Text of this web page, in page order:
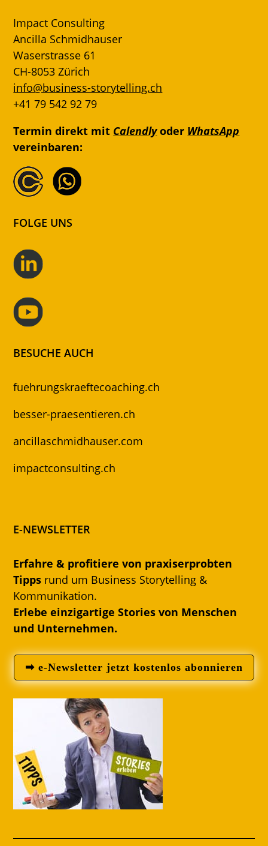
Impact Consulting
Ancilla Schmidhauser
Waserstrasse 61
CH-8053 Zürich
info@business-storytelling.ch
+41 79 542 92 79
Termin direkt mit Calendlyoder WhatsApp
vereinbaren:
FOLGE UNS
BESUCHE AUCH
fuehrungskraeftecoaching.ch
besser-praesentieren.ch
ancillaschmidhauser.com
impactconsulting.ch
E-NEWSLETTER
Erfahre & profitiere von praxiserprobten
Tipps rund um Business Storytelling &
Kommunikation.
Erlebe einzigartige Stories von Menschen
und Unternehmen.
➡ e-Newsletter jetzt kostenlos abonnieren